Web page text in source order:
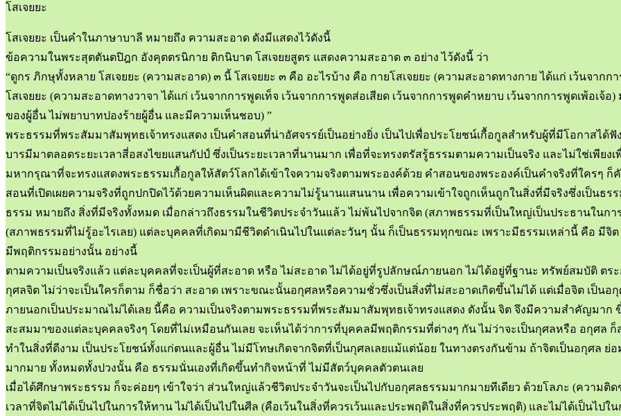
โสเจยยะ
โสเจยยะ เป็นคำในภาษาบาลี หมายถึง ความสะอาด ดังมีแสดงไว้ดังนี้
ข้อความในพระสุตตันตปิฎก อังคุตตรนิกาย ติกนิบาต โสเจยยสูตร แสดงความสะอาด ๓ อย่าง ไว้ดังนี้ ว่า
“ดูกร ภิกษุทั้งหลาย โสเจยยะ (ความสะอาด) ๓ นี้ โสเจยยะ ๓ คือ อะไรบ้าง คือ กายโสเจยยะ (ความสะอาดทางกาย ได้แก่ เว้นจาก
โสเจยยะ (ความสะอาดทางวาจา ได้แก่ เว้นจากการพูดเท็จ เว้นจากการพูดส่อเสียด เว้นจากการพูดคำหยาบ เว้นจากการพูดเพ้อเจ้อ
ของผู้อื่น ไม่พยาบาทปองร้ายผู้อื่น และมีความเห็นชอบ) ”
พระธรรมที่พระสัมมาสัมพุทธเจ้าทรงแสดง เป็นคำสอนที่น่าอัศจรรย์เป็นอย่างยิ่ง เป็นไปเพื่อประโยชน์เกื้อกูลสำหรับผู้ที่มีโอกาสไ
บารมีมาตลอดระยะเวลาสี่อสงไขยแสนกัปป์ ซึ่งเป็นระยะเวลาที่นานมาก เพื่อที่จะทรงตรัสรู้ธรรมตามความเป็นจริง และไม่ใช่เพียง
มหากรุณาที่จะทรงแสดงพระธรรมเกื้อกูลให้สัตว์โลกได้เข้าใจความจริงตามพระองค์ด้วย คำสอนของพระองค์เป็นคำจริงที่ใครๆ ก็
สอนที่เปิดเผยความจริงที่ถูกปกปิดไว้ด้วยความเห็นผิดและความไม่รู้นานแสนนาน เพื่อความเข้าใจถูกเห็นถูกในสิ่งที่มีจริงซึ่งเป็นธร
ธรรม หมายถึง สิ่งที่มีจริงทั้งหมด เมื่อกล่าวถึงธรรมในชีวิตประจำวันแล้ว ไม่พ้นไปจากจิต (สภาพธรรมที่เป็นใหญ่เป็นประธานในก
(สภาพธรรมที่ไม่รู้อะไรเลย) แต่ละบุคคลที่เกิดมามีชีวิตดำเนินไปในแต่ละวันๆ นั้น ก็เป็นธรรมทุกขณะ เพราะมีธรรมเหล่านี้ คือ มีจิ
มีพฤติกรรมอย่างนั้น อย่างนี้
ตามความเป็นจริงแล้ว แต่ละบุคคลที่จะเป็นผู้ที่สะอาด หรือ ไม่สะอาด ไม่ได้อยู่ที่รูปลักษณ์ภายนอก ไม่ได้อยู่ที่ฐานะ ทรัพย์สมบัติ ตร
กุศลจิต ไม่ว่าจะเป็นใครก็ตาม ก็ชื่อว่า สะอาด เพราะขณะนั้นอกุศลหรือความชั่วซึ่งเป็นสิ่งที่ไม่สะอาดเกิดขึ้นไม่ได้ แต่เมื่อจิต เป็น
ภายนอกเป็นประมาณไม่ได้เลย นี้คือ ความเป็นจริงตามพระธรรมที่พระสัมมาสัมพุทธเจ้าทรงแสดง ดังนั้น จิต จึงมีความสำคัญมาก
สะสมมาของแต่ละบุคคลจริงๆ โดยที่ไม่เหมือนกันเลย จะเห็นได้ว่าการที่บุคคลมีพฤติกรรมที่ต่างๆ กัน ไม่ว่าจะเป็นกุศลหรือ อกุศล
ทำในสิ่งที่ดีงาม เป็นประโยชน์ทั้งแก่ตนและผู้อื่น ไม่มีโทษเกิดจากจิตที่เป็นกุศลเลยแม้แต่น้อย ในทางตรงกันข้าม ถ้าจิตเป็นอกุศล
มากมาย ทั้งหมดทั้งปวงนั้น คือ ธรรมนั่นเองที่เกิดขึ้นทำกิจหน้าที่ ไม่มีสัตว์บุคคลตัวตนเลย
เมื่อได้ศึกษาพระธรรม ก็จะค่อยๆ เข้าใจว่า ส่วนใหญ่แล้วชีวิตประจำวันจะเป็นไปกับอกุศลธรรมมากมายทีเดียว ด้วยโลภะ (ความติ
เวลาที่จิตไม่ได้เป็นไปในการให้ทาน ไม่ได้เป็นไปในศีล (คือเว้นในสิ่งที่ควรเว้นและประพฤติในสิ่งที่ควรประพฤติ) และไม่ได้เป็นไ